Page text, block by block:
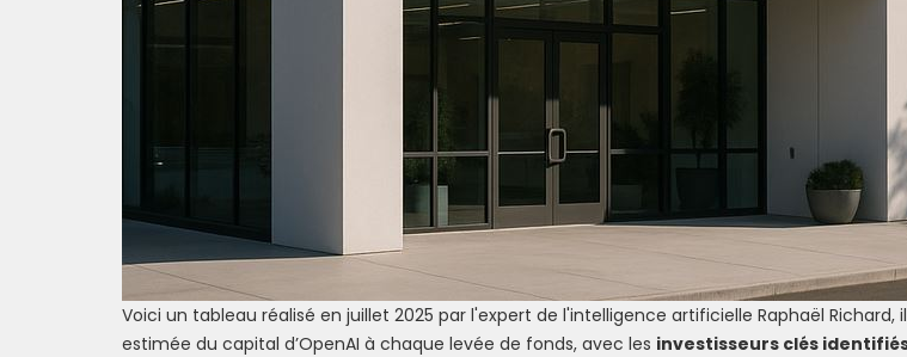
Voici un tableau réalisé en juillet 2025 par l'expert de l'intelligence artificielle Raphaël Richard,
estimée du capital d’OpenAI à chaque levée de fonds, avec les investisseurs clés